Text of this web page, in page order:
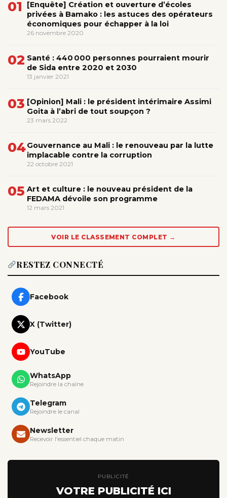
01
[Enquête] Création et ouverture d’écoles
privées à Bamako : les astuces des opérateurs
économiques pour échapper à la loi
26 novembre 2020
02 Santé : 440 000 personnes pourraient mourir
de Sida entre 2020 et 2030
13 janvier 2021
03 [Opinion] Mali : le président intérimaire Assimi
Goita à l’abri de tout soupçon ?
23 mars 2022
04Gouvernance au Mali : le renouveau par la lutte
implacable contre la corruption
22 octobre 2021
05 Art et culture : le nouveau président de la
FEDAMA dévoile son programme
12 mars 2021
VOIR LE CLASSEMENT COMPLET →
RESTEZ CONNECTÉ
Facebook
X (Twitter)
YouTube
WhatsApp
Rejoindre la chaîne
Telegram
Rejoindre le canal
Newsletter
Recevoir l'essentiel chaque matin
PUBLICITÉ
VOTRE PUBLICITÉ ICI